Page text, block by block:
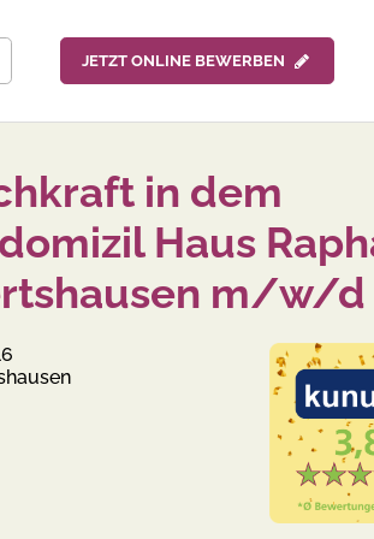
JETZT ONLINE BEWERBEN
in dem
Haus
m/w/d